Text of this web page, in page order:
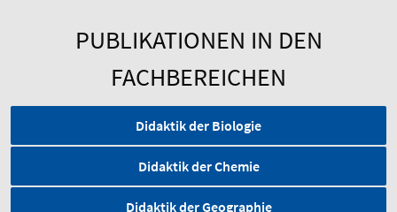
PUBLIKATIONEN IN DEN
FACHBEREICHEN
Didaktik der Biologie
Didaktik der Chemie
Didaktik der Geographie